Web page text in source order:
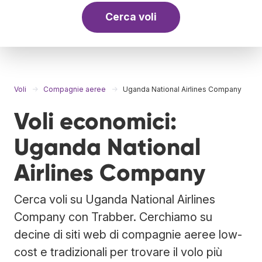
Cerca voli
Voli Compagnie aeree Uganda National Airlines Company
Voli economici:
Uganda National
Airlines Company
Cerca voli su Uganda National Airlines
Company con Trabber. Cerchiamo su
decine di siti web di compagnie aeree low-
cost e tradizionali per trovare il volo più